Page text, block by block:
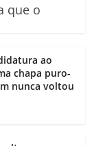
que o
ao
chapa puro-
nunca voltou